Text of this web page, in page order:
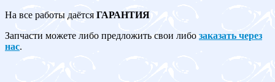
На все работы даётсяГАРАНТИЯ
Запчасти можете либо предложить свои либо заказать через
нас.